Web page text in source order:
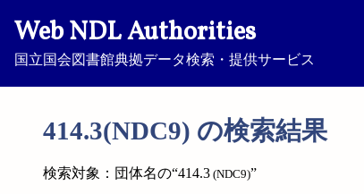
Web NDL Authorities
国立国会図書館典拠データ検索・提供サービス
414.3(NDC9) の検索結果
検索対象：団体名の“414.3 (NDC9)”